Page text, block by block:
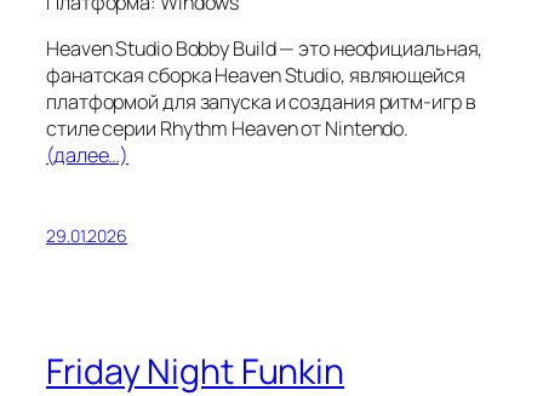
Heaven Studio Bobby Build — это неофициальная,
фанатская сборка Heaven Studio, являющейся
платформой для запуска и создания ритм-игр в
стиле серии Rhythm Heaven от Nintendo.
(далее…)
29.01.2026
Friday Night Funkin